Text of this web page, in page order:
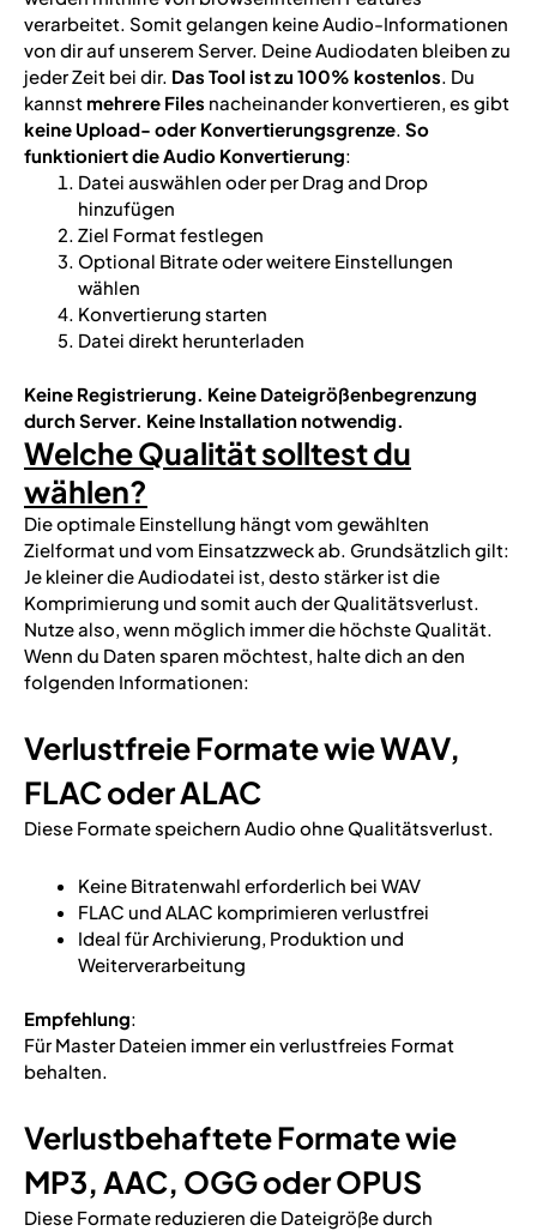
verarbeitet. Somit gelangen keine Audio-Informationen
von dir auf unserem Server. Deine Audiodaten bleiben zu
jeder Zeit bei dir. Das Tool ist zu 100% kostenlos. Du
kannst mehrere Files nacheinander konvertieren, es gibt
keine Upload- oder Konvertierungsgrenze. So
funktioniert die Audio Konvertierung:
Datei auswählen oder per Drag and Drop
hinzufügen
Ziel Format festlegen
Optional Bitrate oder weitere Einstellungen
wählen
Konvertierung starten
Datei direkt herunterladen
Keine Registrierung. Keine Dateigrößenbegrenzung
durch Server. Keine Installation notwendig.
Welche Qualität solltest du
wählen?
Die optimale Einstellung hängt vom gewählten
Zielformat und vom Einsatzzweck ab. Grundsätzlich gilt:
Je kleiner die Audiodatei ist, desto stärker ist die
Komprimierung und somit auch der Qualitätsverlust.
Nutze also, wenn möglich immer die höchste Qualität.
Wenn du Daten sparen möchtest, halte dich an den
folgenden Informationen:
Verlustfreie Formate wie WAV,
FLAC oder ALAC
Diese Formate speichern Audio ohne Qualitätsverlust.
Keine Bitratenwahl erforderlich bei WAV
FLAC und ALAC komprimieren verlustfrei
Ideal für Archivierung, Produktion und
Weiterverarbeitung
Empfehlung:
Für Master Dateien immer ein verlustfreies Format
behalten.
Verlustbehaftete Formate wie
MP3, AAC, OGG oder OPUS
Diese Formate reduzieren die Dateigröße durch